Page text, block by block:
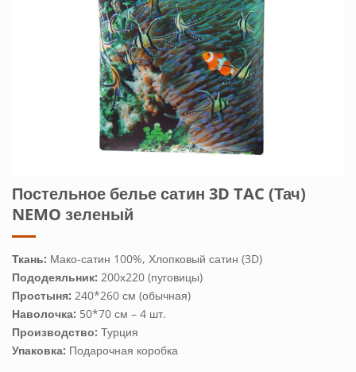
Постельное белье сатин 3D TAC (Тач)
NEMO зеленый
Ткань: Мако-сатин 100%, Хлопковый сатин (3D)
Пододеяльник: 200х220 (пуговицы)
Простыня: 240*260 см (обычная)
Наволочка: 50*70 см – 4 шт.
Производство: Турция
Упаковка: Подарочная коробка